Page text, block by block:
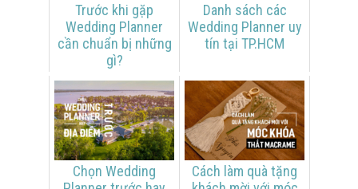
Trước khi gặp
Wedding Planner
cần chuẩn bị những
gì?
Danh sách các
Wedding Planner uy
tín tại TP.HCM
Chọn Wedding
Cách làm quà tặng